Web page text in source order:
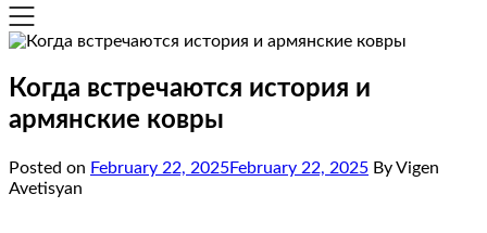
Когда встречаются история и
армянские ковры
Posted on February 22, 2025February 22, 2025 By Vigen
Avetisyan